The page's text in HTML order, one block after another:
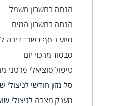
הנחה בחשבון חשמל
הנחה בחשבון המים
סיוע נוסף בשכר דירה
סבסוד מרכזי יום
טיפול סוציאלי פרטני
סל מזון חודשי
מענק מצבה לניצולי